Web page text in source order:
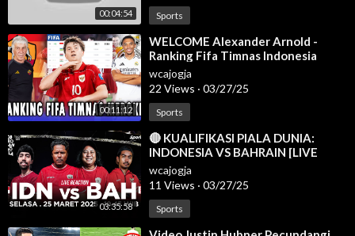
00:04:54 Sports
00:11:12
⁣WELCOME Alexander Arnold -
Ranking Fifa Timnas Indonesia
Meroket Usai Sikat Bahrain - Berita
Bola
wcajogja
22 Views · 03/27/25
Sports
03:35:58
⁣🔴 KUALIFIKASI PIALA DUNIA:
INDONESIA VS BAHRAIN [LIVE
REACTION]
wcajogja
11 Views · 03/27/25
Sports